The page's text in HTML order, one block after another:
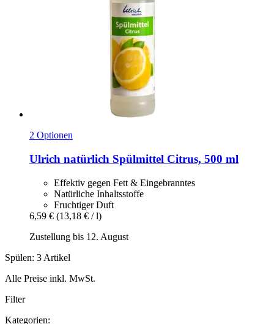
2 Optionen
Ulrich natürlich Spülmittel Citrus, 500 ml
Effektiv gegen Fett & Eingebranntes
Natürliche Inhaltsstoffe
Fruchtiger Duft
6,59 € (13,18 € / l)
Zustellung bis 12. August
Spülen: 3 Artikel
Alle Preise inkl. MwSt.
Filter
Kategorien: